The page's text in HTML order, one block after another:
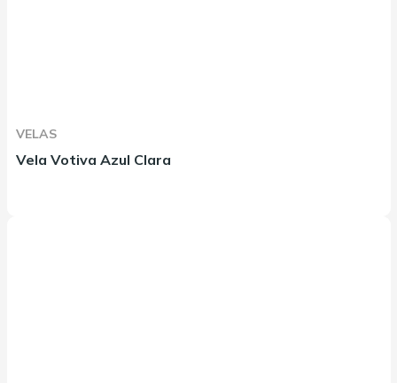
VELAS
Vela Votiva Azul Clara